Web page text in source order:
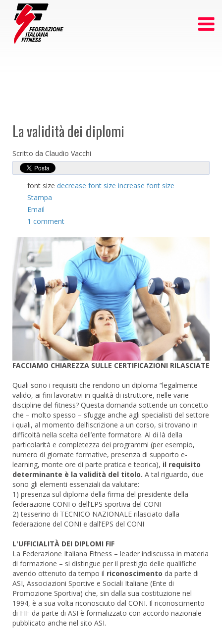
La validità dei diplomi
Scritto da Claudio Vacchi
font size decrease font size increase font size
Stampa
Email
1 comment
FACCIAMO CHIAREZZA SULLE CERTIFICAZIONI RILASCIATE
Quali sono i requisiti che rendono un diploma “legalmente
valido, ai fini lavorativi in qualità di istruttore, nelle varie
discipline del fitness? Questa domanda sottende un concetto
che – molto spesso – sfugge anche agli specialisti del settore
i quali, al momento dell’iscrizione a un corso, si trovano in
difficoltà nella scelta dell’ente formatore. Al di là della
particolarità e completezza dei programmi (per esempio,
numero di giornate formative, presenza di supporto e-
learning, monte ore di parte pratica e teorica), il requisito
determinante è la validità del titolo. A tal riguardo, due
sono gli elementi essenziali da valutare:
1) presenza sul diploma della firma del presidente della
federazione CONI o dell’EPS sportiva del CONI
2) tesserino di TECNICO NAZIONALE rilasciato dalla
federazione del CONI e dall’EPS del CONI
L'UFFICIALITÀ DEI DIPLOMI FIF
La Federazione Italiana Fitness – leader indiscussa in materia
di formazione – si distingue per il prestigio delle qualifiche
avendo ottenuto da tempo il riconoscimento da parte di
ASI, Associazioni Sportive e Sociali Italiane (Ente di
Promozione Sportiva) che, sin dalla sua costituzione nel
1994, è a sua volta riconosciuto dal CONI. Il riconoscimento
di FIF da parte di ASI è formalizzato con accordo nazionale
pubblicato anche nel sito ASI.